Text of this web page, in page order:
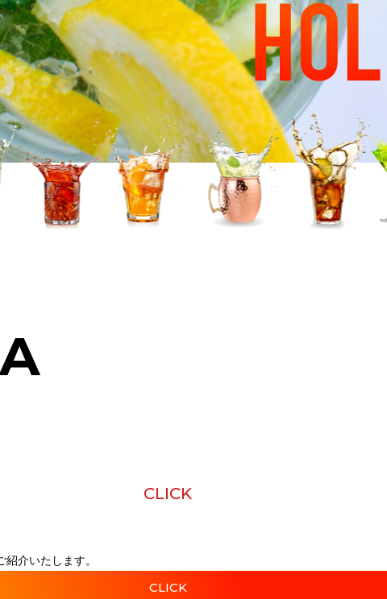
CLICK
介いたします。
CLICK